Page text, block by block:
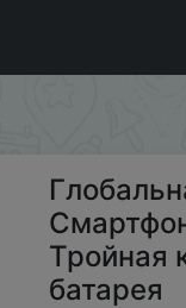
Гб / 128 Гб
Тройная
батарея